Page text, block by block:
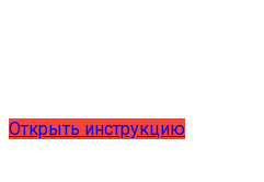
Открыть инструкцию